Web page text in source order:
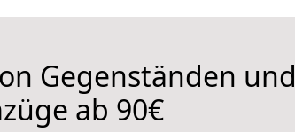
Gegenständen und
ab 90€